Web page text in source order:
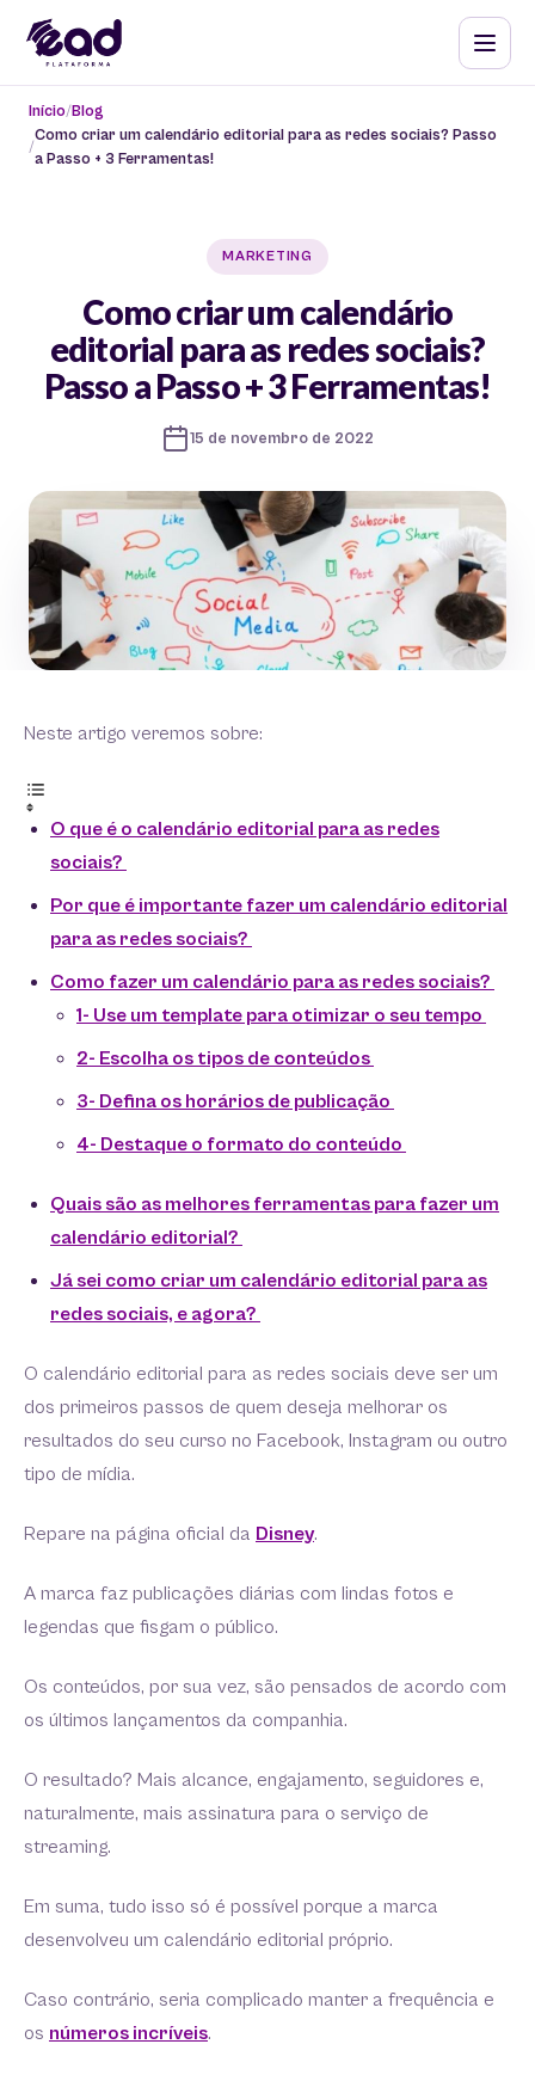
Início Blog
Como criar um calendário editorial para as redes sociais? Passo
a Passo + 3 Ferramentas!
MARKETING
Como criar um calendário
editorial para as redes sociais?
Passo a Passo + 3 Ferramentas!
15 de novembro de 2022
Neste artigo veremos sobre:
O que é o calendário editorial para as redes
sociais?
Por que é importante fazer um calendário editorial
para as redes sociais?
Como fazer um calendário para as redes sociais?
1- Use um template para otimizar o seu tempo
2- Escolha os tipos de conteúdos
3- Defina os horários de publicação
4- Destaque o formato do conteúdo
Quais são as melhores ferramentas para fazer um
calendário editorial?
Já sei como criar um calendário editorial para as
redes sociais, e agora?
O calendário editorial para as redes sociais deve ser um
dos primeiros passos de quem deseja melhorar os
resultados do seu curso no Facebook, Instagram ou outro
tipo de mídia.
Repare na página oficial da Disney.
A marca faz publicações diárias com lindas fotos e
legendas que fisgam o público.
Os conteúdos, por sua vez, são pensados de acordo com
os últimos lançamentos da companhia.
O resultado? Mais alcance, engajamento, seguidores e,
naturalmente, mais assinatura para o serviço de
streaming.
Em suma, tudo isso só é possível porque a marca
desenvolveu um calendário editorial próprio.
Caso contrário, seria complicado manter a frequência e
os números incríveis.